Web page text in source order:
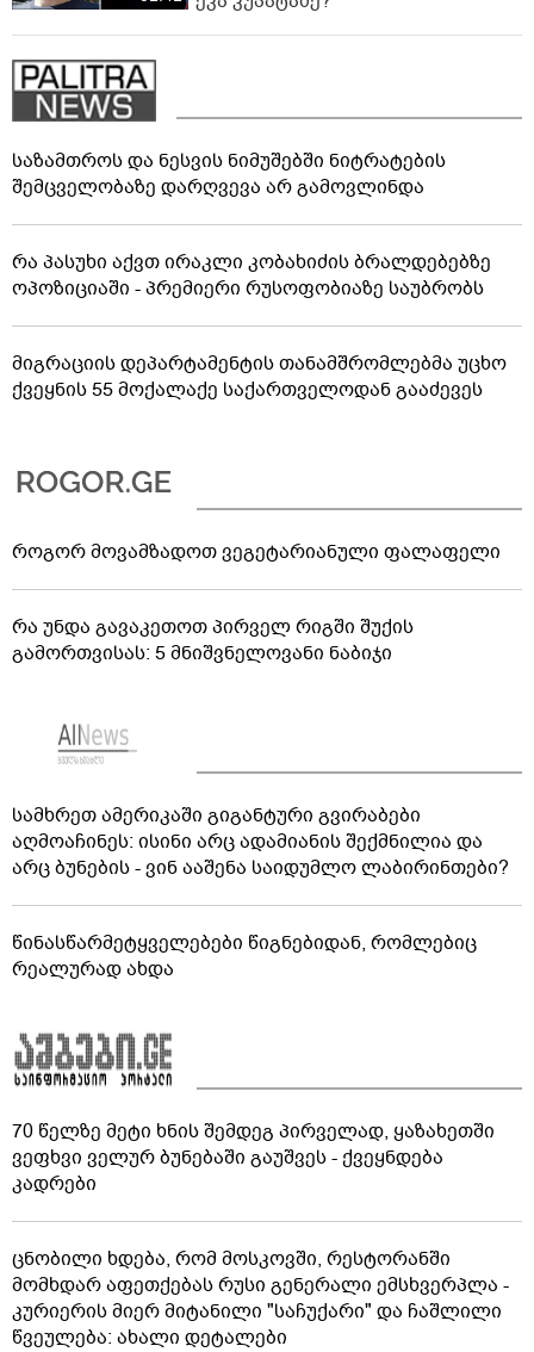
საზამთროს და ნესვის ნიმუშებში ნიტრატების
შემცველობაზე დარღვევა არ გამოვლინდა
რა პასუხი აქვთ ირაკლი კობახიძის ბრალდებებზე
ოპოზიციაში - პრემიერი რუსოფობიაზე საუბრობს
მიგრაციის დეპარტამენტის თანამშრომლებმა უცხო
ქვეყნის 55 მოქალაქე საქართველოდან გააძევეს
როგორ მოვამზადოთ ვეგეტარიანული ფალაფელი
რა უნდა გავაკეთოთ პირველ რიგში შუქის
გამორთვისას: 5 მნიშვნელოვანი ნაბიჯი
სამხრეთ ამერიკაში გიგანტური გვირაბები
აღმოაჩინეს: ისინი არც ადამიანის შექმნილია და
არც ბუნების - ვინ ააშენა საიდუმლო ლაბირინთები?
წინასწარმეტყველებები წიგნებიდან, რომლებიც
რეალურად ახდა
70 წელზე მეტი ხნის შემდეგ პირველად, ყაზახეთში
ვეფხვი ველურ ბუნებაში გაუშვეს - ქვეყნდება
კადრები
ცნობილი ხდება, რომ მოსკოვში, რესტორანში
მომხდარ აფეთქებას რუსი გენერალი ემსხვერპლა -
კურიერის მიერ მიტანილი "საჩუქარი" და ჩაშლილი
წვეულება: ახალი დეტალები